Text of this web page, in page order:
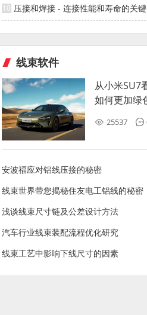
压接和焊接 - 连接性能和寿命的关键
线束软件
从小米SU7
如何更加绿
25537
安波福应对铝线压接的秘密
线束世界带您揭秘住友电工铝线的秘密
浅谈线束尺寸链及公差设计方法
汽车行业线束装配流程优化研究
线束工艺中影响下线尺寸的因素